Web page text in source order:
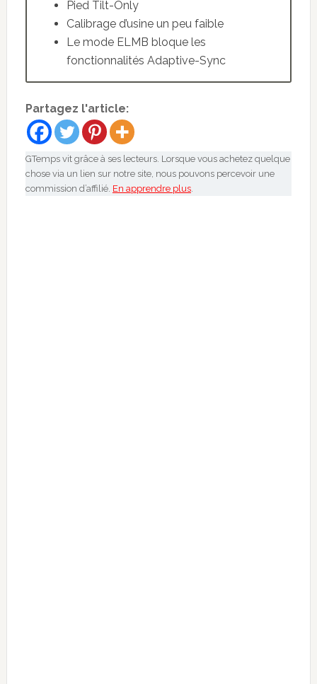
Pied Tilt-Only
Calibrage d’usine un peu faible
Le mode ELMB bloque les
fonctionnalités Adaptive-Sync
Partagez l'article:
GTemps vit grâce à ses lecteurs. Lorsque vous achetez quelque
chose via un lien sur notre site, nous pouvons percevoir une
commission d’affilié. En apprendre plus.